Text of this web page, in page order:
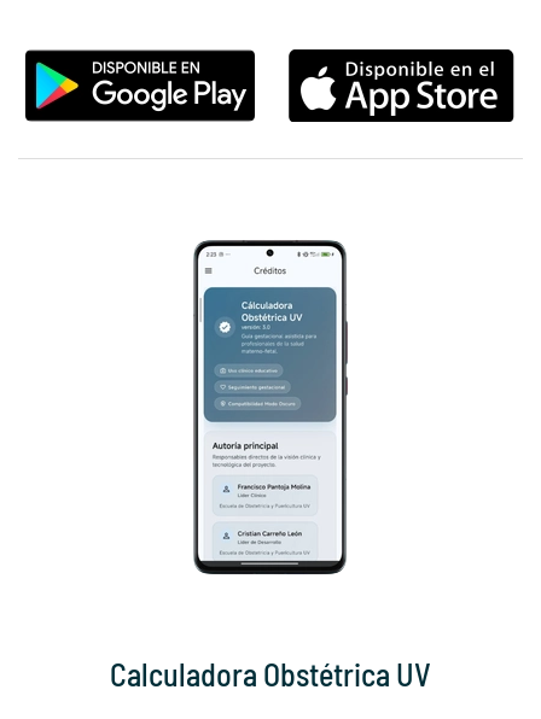
Calculadora Obstétrica UV